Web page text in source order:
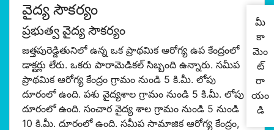
వైద్య సౌకర్యం
ప్రభుత్వ వైద్య సౌకర్యం
జత్తపురెడ్డితునిలో ఉన్న ఒక ప్రాథమిక ఆరోగ్య ఉప కేంద్రంలో
డాక్టర్లు లేరు. ఒకరు పారామెడికల్ సిబ్బంది ఉన్నారు. సమీప
ప్రాథమిక ఆరోగ్య కేంద్రం గ్రామం నుండి 5 కి.మీ. లోపు
దూరంలో ఉంది. పశు వైద్యశాల గ్రామం నుండి 5 కి.మీ. లోపు
దూరంలో ఉంది. సంచార వైద్య శాల గ్రామం నుండి 5 నుండి
10 కి.మీ. దూరంలో ఉంది. సమీప సామాజిక ఆరోగ్య కేంద్రం,
మీ
కా
మెం
ట్
రా
యం
డి